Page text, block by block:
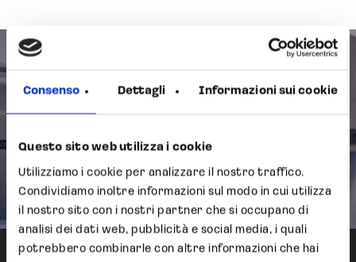
Consenso Dettagli Informazioni sui cookie
Questo sito web utilizza i cookie
Utilizziamo i cookie per analizzare il nostro traffico.
Condividiamo inoltre informazioni sul modo in cui utilizza
il nostro sito con i nostri partner che si occupano di
analisi dei dati web, pubblicità e social media, i quali
potrebbero combinarle con altre informazioni che hai
Study, development and
creation of the production
process for a polysaccharide
of vegetable origin
(Arabinogalactan)